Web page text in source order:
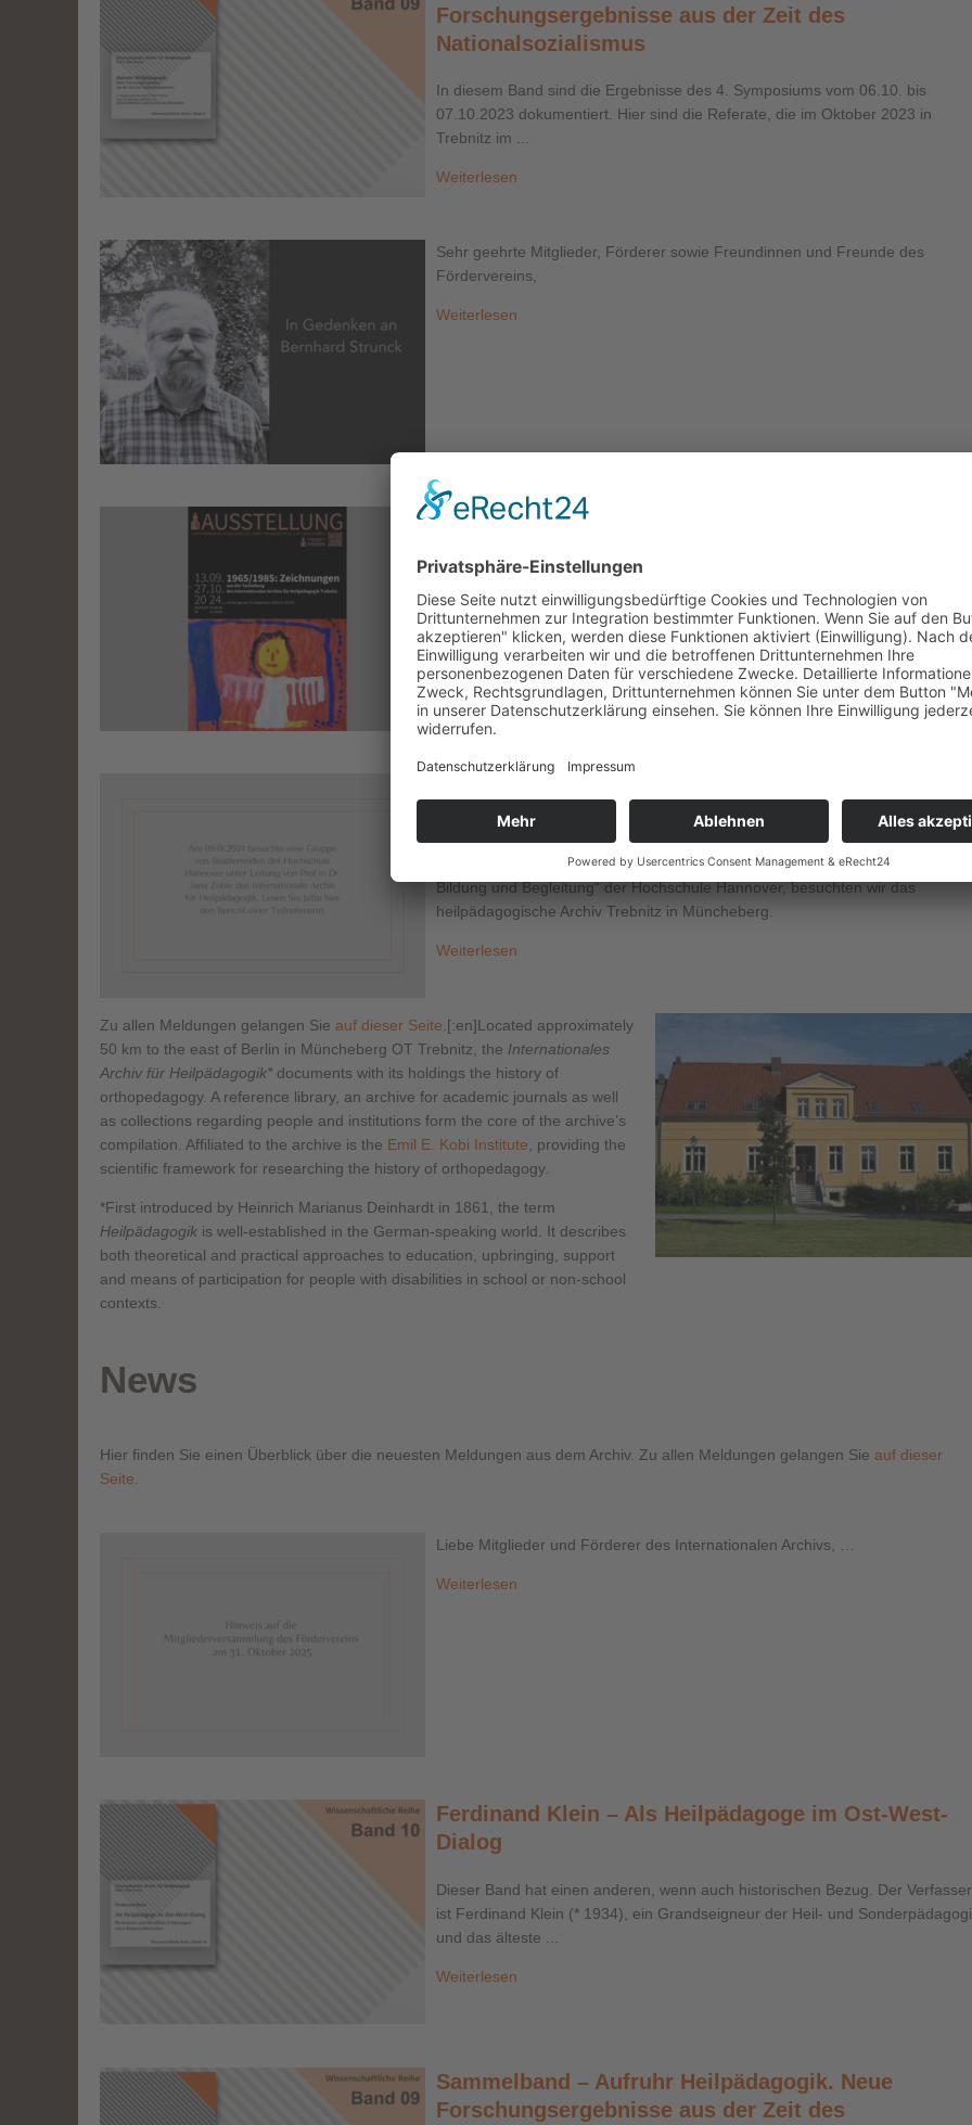
Forschungsergebnisse aus der Zeit des
Nationalsozialismus
In diesem Band sind die Ergebnisse des 4. Symposiums vom 06.10. bis
07.10.2023 dokumentiert. Hier sind die Referate, die im Oktober 2023 in
Trebnitz im ...
Weiterlesen
Sehr geehrte Mitglieder, Förderer sowie Freundinnen und Freunde des
Fördervereins,
Weiterlesen
Ausstellung in der Stadtpfarrkirche Müncheberg
1965/1985: Zeichnungen aus der Sammlung des Internationalen Archivs für
Heilpädagogik Trebnitz
Weiterlesen
Internationalen Archiv für Heilpädagogik Trebnitz
Im Rahmen unserer Exkursion des Studienganges „Heilpädagogik – Inklusive
Bildung und Begleitung“ der Hochschule Hannover, besuchten wir das
heilpädagogische Archiv Trebnitz in Müncheberg.
Weiterlesen
Zu allen Meldungen gelangen Sie auf dieser Seite.[:en]Located approximately
50 km to the east of Berlin in Müncheberg OT Trebnitz, the Internationales
Archiv für Heilpädagogik*documents with its holdings the history of
orthopedagogy. A reference library, an archive for academic journals as well
as collections regarding people and institutions form the core of the archive’s
compilation. Affiliated to the archive is the Emil E. Kobi Institute, providing the
scientific framework for researching the history of orthopedagogy.
*First introduced by Heinrich Marianus Deinhardt in 1861, the term
Heilpädagogik is well-established in the German-speaking world. It describes
both theoretical and practical approaches to education, upbringing, support
and means of participation for people with disabilities in school or non-school
contexts.
News
Hier finden Sie einen Überblick über die neuesten Meldungen aus dem Archiv. Zu allen Meldungen gelangen Sie auf dieser
Seite
Liebe Mitglieder und Förderer des Internationalen Archivs, …
Weiterlesen
Ferdinand Klein – Als Heilpädagoge im Ost-West-
Dialog
Dieser Band hat einen anderen, wenn auch historischen Bezug. Der Verfasser
ist Ferdinand Klein (* 1934), ein Grandseigneur der Heil- und
und das älteste ...
Weiterlesen
Sammelband – Aufruhr Heilpädagogik. Neue
Forschungsergebnisse aus der Zeit des